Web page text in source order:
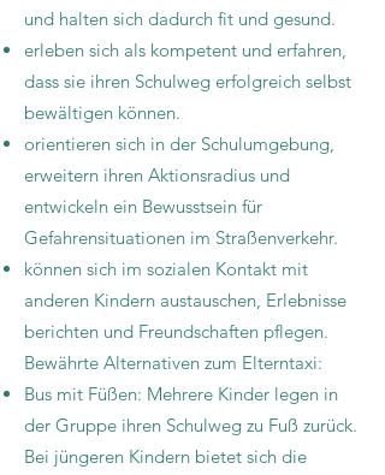
und halten sich dadurch fit und gesund.
erleben sich als kompetent und erfahren,
dass sie ihren Schulweg erfolgreich selbst
bewältigen können.
orientieren sich in der Schulumgebung,
erweitern ihren Aktionsradius und
entwickeln ein Bewusstsein für
Gefahrensituationen im Straßenverkehr.
können sich im sozialen Kontakt mit
anderen Kindern austauschen, Erlebnisse
berichten und Freundschaften pflegen.
Bewährte Alternativen zum Elterntaxi:
Bus mit Füßen: Mehrere Kinder legen in
der Gruppe ihren Schulweg zu Fuß zurück.
Bei jüngeren Kindern bietet sich die